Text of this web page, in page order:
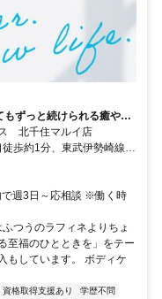
ずっと続けられる癒やし
よう。
北千住マルイ店
歩約1分、東武伊勢崎線
1分、ＪＲ常磐線 北千住西
週3日～応相談 ※働く時
つうのラフィネよりちょ
至福のひとときを」をテー
もしています。 ボディケ
資格取得支援あり
学歴不問